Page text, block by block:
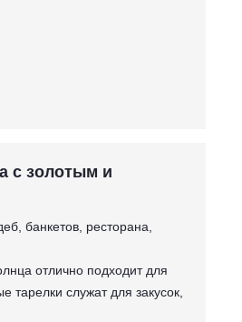
с золотым и
банкетов, ресторана,
отлично подходит для
тарелки служат для закусок,